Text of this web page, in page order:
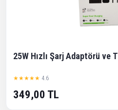
25W Hızlı Şarj Adaptörü ve
★★★★★ 4.6
349,00 TL